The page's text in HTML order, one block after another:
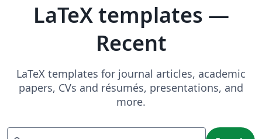
LaTeX templates —
Recent
LaTeX templates for journal articles, academic
papers, CVs and résumés, presentations, and
more.